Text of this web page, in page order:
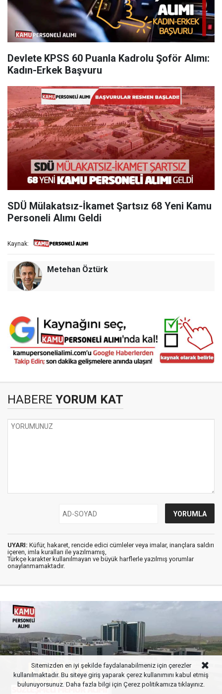
Devlete KPSS 60 Puanla Kadrolu Şoför Alımı:
Kadın-Erkek Başvuru
SDÜ Mülakatsız-İkamet Şartsız 68 Yeni Kamu
Personeli Alımı Geldi
Kaynak:
Metehan Öztürk
HABERE YORUM KAT
UYARI: Küfür, hakaret, rencide edici cümleler veya imalar, inançlara saldırı
içeren, imla kuralları ile yazılmamış,
Türkçe karakter kullanılmayan ve büyük harflerle yazılmış yorumlar
onaylanmamaktadır.
Sitemizden en iyi şekilde faydalanabilmeniz için çerezler
kullanılmaktadır. Bu siteye giriş yaparak çerez kullanımını kabul etmiş
bulunuyorsunuz. Daha fazla bilgi için Çerez politikamıza tıklayınız.